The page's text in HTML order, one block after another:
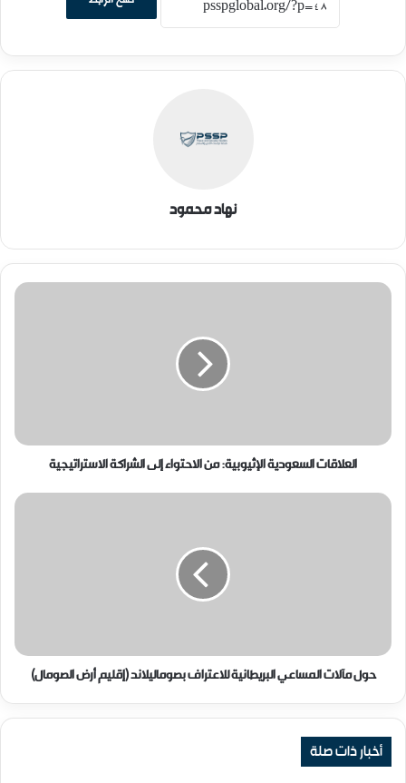
نهاد محمود
العلاقات
العلاقات السعودية الإثيوبية: من الاحتواء إلى الشراكة الاستراتيجية
حول
الصومال)
حول مآلات المساعي البريطانية للاعتراف بصوماليلاند (إقليم أرض الصومال)
أخبار ذات صلة